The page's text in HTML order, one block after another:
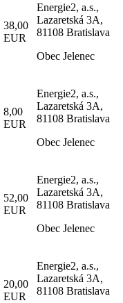
38,00
EUR
Energie2, a.s.,
Lazaretská 3A,
81108 Bratislava
Obec Jelenec
8,00
EUR
Energie2, a.s.,
Lazaretská 3A,
81108 Bratislava
Obec Jelenec
52,00
EUR
Energie2, a.s.,
Lazaretská 3A,
81108 Bratislava
Obec Jelenec
20,00
EUR
Energie2, a.s.,
Lazaretská 3A,
81108 Bratislava